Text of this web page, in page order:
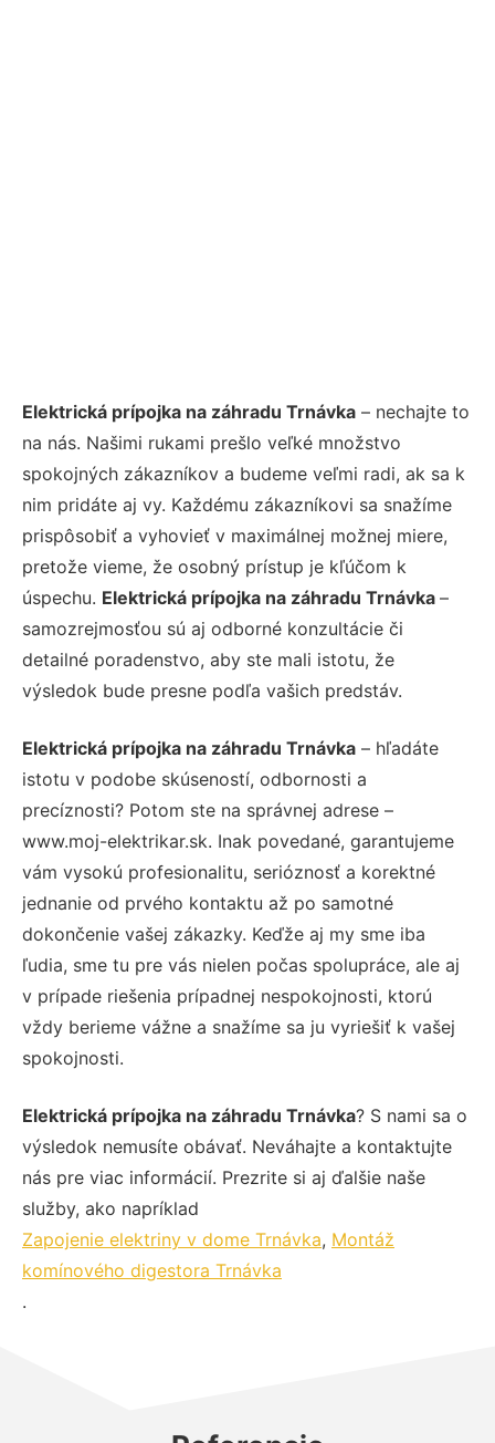
Elektrická prípojka na záhradu Trnávka – nechajte to
na nás. Našimi rukami prešlo veľké množstvo
spokojných zákazníkov a budeme veľmi radi, ak sa k
nim pridáte aj vy. Každému zákazníkovi sa snažíme
prispôsobiť a vyhovieť v maximálnej možnej miere,
pretože vieme, že osobný prístup je kľúčom k
úspechu. Elektrická prípojka na záhradu Trnávka –
samozrejmosťou sú aj odborné konzultácie či
detailné poradenstvo, aby ste mali istotu, že
výsledok bude presne podľa vašich predstáv.
Elektrická prípojka na záhradu Trnávka – hľadáte
istotu v podobe skúseností, odbornosti a
precíznosti? Potom ste na správnej adrese –
www.moj-elektrikar.sk. Inak povedané, garantujeme
vám vysokú profesionalitu, serióznosť a korektné
jednanie od prvého kontaktu až po samotné
dokončenie vašej zákazky. Keďže aj my sme iba
ľudia, sme tu pre vás nielen počas spolupráce, ale aj
v prípade riešenia prípadnej nespokojnosti, ktorú
vždy berieme vážne a snažíme sa ju vyriešiť k vašej
spokojnosti.
Elektrická prípojka na záhradu Trnávka? S nami sa o
výsledok nemusíte obávať. Neváhajte a kontaktujte
nás pre viac informácií. Prezrite si aj ďalšie naše
služby, ako napríklad
Zapojenie elektriny v dome Trnávka, Montáž
komínového digestora Trnávka
.